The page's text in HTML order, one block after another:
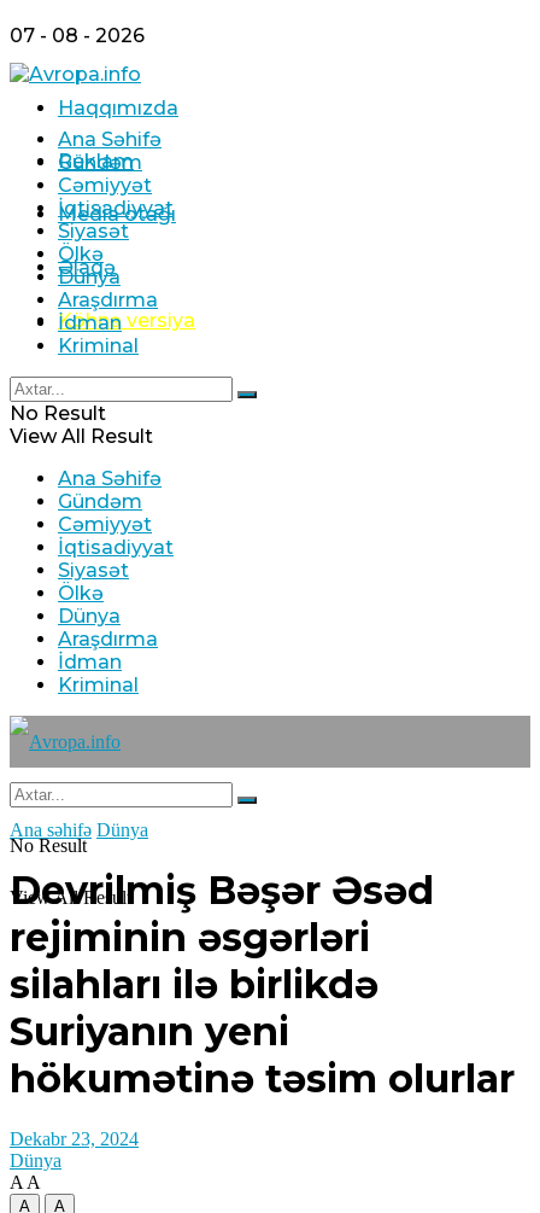
07 - 08 - 2026
Haqqımızda
Reklam
Media otağı
Əlaqə
Köhnə versiya
Ana Səhifə
Gündəm
Cəmiyyət
İqtisadiyyat
Siyasət
Ölkə
Dünya
Araşdırma
İdman
Kriminal
No Result
View All Result
Ana Səhifə
Gündəm
Cəmiyyət
İqtisadiyyat
Siyasət
Ölkə
Dünya
Araşdırma
İdman
Kriminal
No Result
View All Result
Ana səhifə Dünya
Devrilmiş Bəşər Əsəd
rejiminin əsgərləri
silahları ilə birlikdə
Suriyanın yeni
hökumətinə təsim olurlar
Dekabr 23, 2024
Dünya
A A
A
A